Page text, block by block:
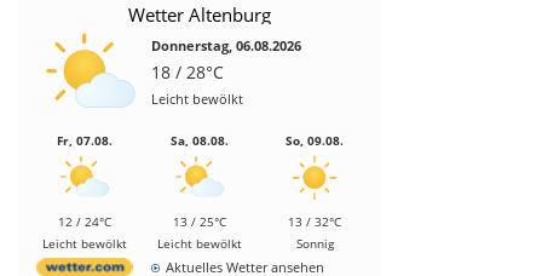
Wetter Altenburg
Donnerstag, 06.08.2026
18 / 28°C
Leicht bewölkt
Fr, 07.08.
12 / 24°C
Leicht bewölkt
Sa, 08.08.
13 / 25°C
Leicht bewölkt
So, 09.08.
13 / 32°C
Sonnig
Aktuelles Wetter ansehen